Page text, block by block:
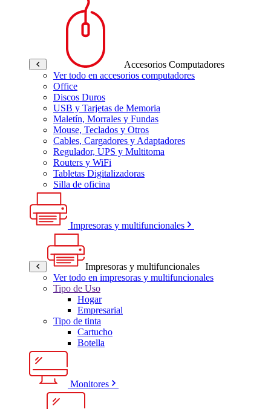
Accesorios Computadores
Ver todo en accesorios computadores
Office
Discos Duros
USB y Tarjetas de Memoria
Maletín, Morrales y Fundas
Mouse, Teclados y Otros
Cables, Cargadores y Adaptadores
Regulador, UPS y Multitoma
Routers y WiFi
Tabletas Digitalizadoras
Silla de oficina
Impresoras y multifuncionales
Impresoras y multifuncionales
Ver todo en impresoras y multifuncionales
Tipo de Uso
Hogar
Empresarial
Tipo de tinta
Cartucho
Botella
Monitores